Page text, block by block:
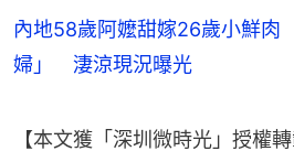
內地58歲阿嬤甜嫁26歲小鮮
婦」 淒涼現況曝光
【本文獲「深圳微時光」授權